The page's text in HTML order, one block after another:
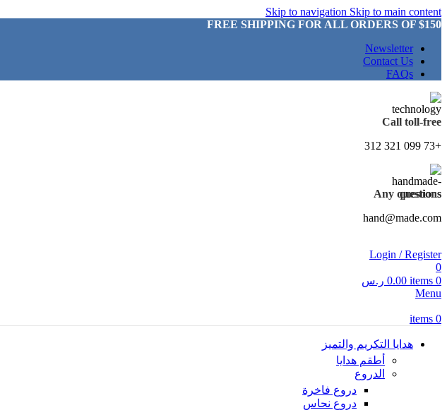
Skip to navigation Skip to main content
FREE SHIPPING FOR ALL ORDERS OF $150
Newsletter
Contact Us
FAQs
Call toll-free
+73 099 321 312
Any questions
hand@made.com
Login / Register
0
0
items
0.00 ر.س
Menu
0
items
هدايا التكريم والتميز
أطقم هدايا
الدروع
دروع فاخرة
دروع نحاس